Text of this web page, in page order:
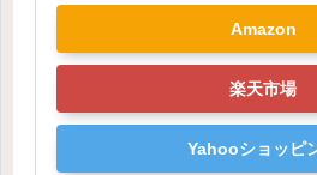
Amazon
楽天市場
Yahooショッピ